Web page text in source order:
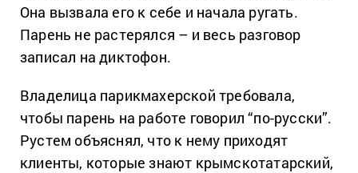
Она вызвала его к себе и начала ругать.
Парень не растерялся – и весь разговор
записал на диктофон.
Владелица парикмахерской требовала,
чтобы парень на работе говорил “по-русски”.
Рустем объяснял, что к нему приходят
клиенты, которые знают крымскотатарский,